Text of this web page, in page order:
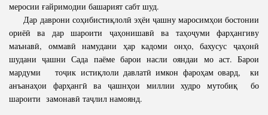
меросии ғайримодии башарият сабт шуд.
Дар даврони соҳибистиқлолӣ эҳёи ҷашну маросимҳои бостонии
ориёӣ ва дар шароити ҷаҳонишавӣ ва таҳоҷуми фарҳангиву
маънавӣ, оммавӣ намудани ҳар кадоми онҳо, бахусус ҷаҳонӣ
шудани ҷашни Сада паёме барои насли ояндаи мо аст. Барои
мардуми тоҷик истиқлоли давлатӣ имкон фароҳам овард, ки
анъанаҳои фарҳангӣ ва ҷашнҳои миллии худро мутобиқ бо
шароити замонавӣ таҷлил намоянд.